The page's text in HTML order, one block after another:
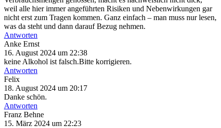
weil alle hier immer angeführten Risiken und Nebenwirkungen gar
nicht erst zum Tragen kommen. Ganz einfach – man muss nur lesen,
was da steht und dann darauf Bezug nehmen.
Antworten
Anke Ernst
16. August 2024 um 22:38
keine Alkohol ist falsch.Bitte korrigieren.
Antworten
Felix
18. August 2024 um 20:17
Danke schön.
Antworten
Franz Behne
15. März 2024 um 22:23